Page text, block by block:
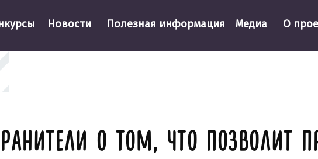
Новости Полезная информация Медиа О
О ТОМ, ЧТО ПОЗВОЛИТ